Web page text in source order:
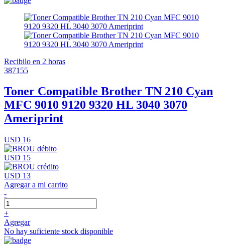
Recibilo en 2 horas
387155
Toner Compatible Brother TN 210 Cyan
MFC 9010 9120 9320 HL 3040 3070
Ameriprint
USD 16
USD 15
USD 13
Agregar a mi carrito
-
+
Agregar
No hay suficiente stock disponible